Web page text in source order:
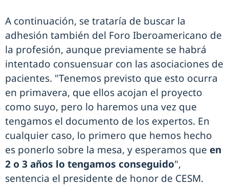
A continuación, se trataría de buscar la
adhesión también del Foro Iberoamericano de
la profesión, aunque previamente se habrá
intentado consuensuar con las asociaciones de
pacientes. "Tenemos previsto que esto ocurra
en primavera, que ellos acojan el proyecto
como suyo, pero lo haremos una vez que
tengamos el documento de los expertos. En
cualquier caso, lo primero que hemos hecho
es ponerlo sobre la mesa, y esperamos que en
2 o 3 años lo tengamos conseguido",
sentencia el presidente de honor de CESM.